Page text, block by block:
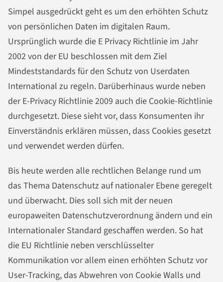
Simpel ausgedrückt geht es um den erhöhten Schutz
von persönlichen Daten im digitalen Raum.
Ursprünglich wurde die E Privacy Richtlinie im Jahr
2002 von der EU beschlossen mit dem Ziel
Mindeststandards für den Schutz von Userdaten
International zu regeln. Darüberhinaus wurde neben
der E-Privacy Richtlinie 2009 auch die Cookie-Richtlinie
durchgesetzt. Diese sieht vor, dass Konsumenten ihr
Einverständnis erklären müssen, dass Cookies gesetzt
und verwendet werden dürfen.
Bis heute werden alle rechtlichen Belange rund um
das Thema Datenschutz auf nationaler Ebene geregelt
und überwacht. Dies soll sich mit der neuen
europaweiten Datenschutzverordnung ändern und ein
Internationaler Standard geschaffen werden. So hat
die EU Richtlinie neben verschlüsselter
Kommunikation vor allem einen erhöhten Schutz vor
User-Tracking, das Abwehren von Cookie Walls und